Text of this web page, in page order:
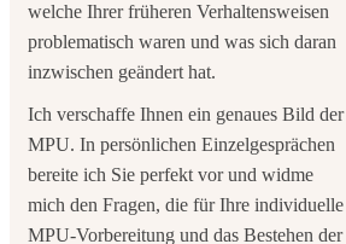
welche Ihrer früheren Verhaltensweisen
problematisch waren und was sich daran
inzwischen geändert hat.
Ich verschaffe Ihnen ein genaues Bild der
MPU. In persönlichen Einzelgesprächen
bereite ich Sie perfekt vor und widme
mich den Fragen, die für Ihre individuelle
MPU-Vorbereitung und das Bestehen der